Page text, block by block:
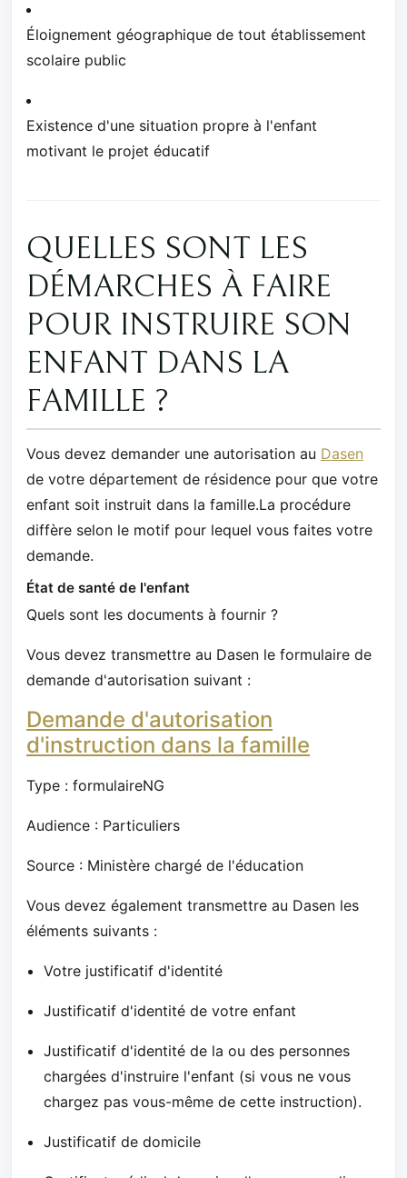
Éloignement géographique de tout établissement
scolaire public
Existence d'une situation propre à l'enfant
motivant le projet éducatif
QUELLES SONT LES
DÉMARCHES À FAIRE
POUR INSTRUIRE SON
ENFANT DANS LA
FAMILLE ?
Vous devez demander une autorisation au Dasen
de votre département de résidence pour que votre
enfant soit instruit dans la famille.La procédure
diffère selon le motif pour lequel vous faites votre
demande.
État de santé de l'enfant
Quels sont les documents à fournir ?
Vous devez transmettre au Dasen le formulaire de
demande d'autorisation suivant :
Demande d'autorisation
d'instruction dans la famille
Type : formulaireNG
Audience : Particuliers
Source : Ministère chargé de l'éducation
Vous devez également transmettre au Dasen les
éléments suivants :
Votre justificatif d'identité
Justificatif d'identité de votre enfant
Justificatif d'identité de la ou des personnes
chargées d'instruire l'enfant (si vous ne vous
chargez pas vous-même de cette instruction).
Justificatif de domicile